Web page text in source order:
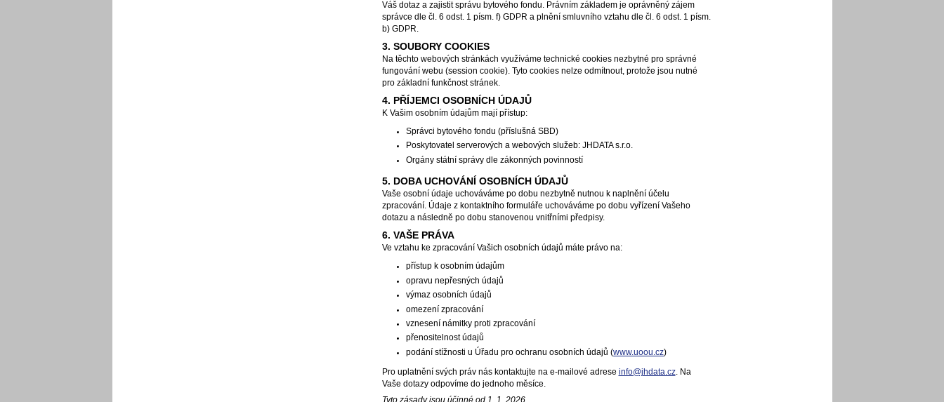
Váš dotaz a zajistit správu bytového fondu. Právním základem je oprávněný zájem
správce dle čl. 6 odst. 1 písm. f) GDPR a plnění smluvního vztahu dle čl. 6 odst. 1 písm.
b) GDPR.
3. SOUBORY COOKIES
Na těchto webových stránkách využíváme technické cookies nezbytné pro správné
fungování webu (session cookie). Tyto cookies nelze odmítnout, protože jsou nutné
pro základní funkčnost stránek.
4. PŘÍJEMCI OSOBNÍCH ÚDAJŮ
K Vašim osobním údajům mají přístup:
Správci bytového fondu (příslušná SBD)
Poskytovatel serverových a webových služeb: JHDATA s.r.o.
Orgány státní správy dle zákonných povinností
5. DOBA UCHOVÁNÍ OSOBNÍCH ÚDAJŮ
Vaše osobní údaje uchováváme po dobu nezbytně nutnou k naplnění účelu
zpracování. Údaje z kontaktního formuláře uchováváme po dobu vyřízení Vašeho
dotazu a následně po dobu stanovenou vnitřními předpisy.
6. VAŠE PRÁVA
Ve vztahu ke zpracování Vašich osobních údajů máte právo na:
přístup k osobním údajům
opravu nepřesných údajů
výmaz osobních údajů
omezení zpracování
vznesení námitky proti zpracování
přenositelnost údajů
podání stížnosti u Úřadu pro ochranu osobních údajů (www.uoou.cz)
Pro uplatnění svých práv nás kontaktujte na e-mailové adrese info@jhdata.cz. Na
Vaše dotazy odpovíme do jednoho měsíce.
Tyto zásady jsou účinné od 1. 1. 2026